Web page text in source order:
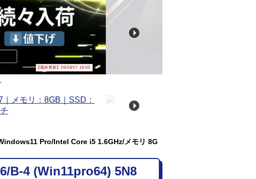
【最終更新】26/08/07 16:00
Pro/Intel Core i5 1.6GHz/メモリ 8G
B-4 (Win11pro64) 5N8